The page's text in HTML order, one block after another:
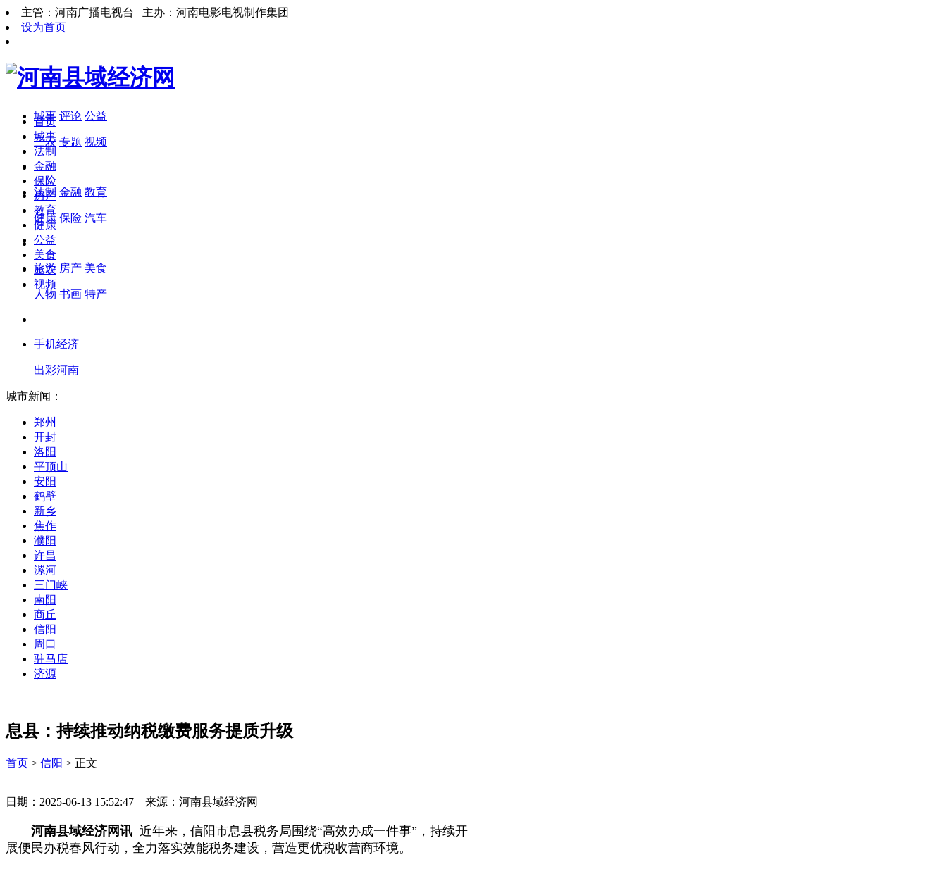
主管：河南广播电视台 主办：河南电影电视制作集团
设为首页
城事 评论 公益
三农 专题 视频
法制 金融 教育
健康 保险 汽车
旅游 房产 美食
人物 书画 特产
手机经济
出彩河南
首页
城事
法制
金融
保险
房产
教育
健康
公益
美食
三农
视频
城市新闻：
郑州
开封
洛阳
平顶山
安阳
鹤壁
新乡
焦作
濮阳
许昌
漯河
三门峡
南阳
商丘
信阳
周口
驻马店
济源
息县：持续推动纳税缴费服务提质升级
首页 > 信阳 > 正文
日期：2025-06-13 15:52:47 来源：河南县域经济网
河南县域经济网讯 近年来，信阳市息县税务局围绕“高效办成一件事”，持续开
展便民办税春风行动，全力落实效能税务建设，营造更优税收营商环境。